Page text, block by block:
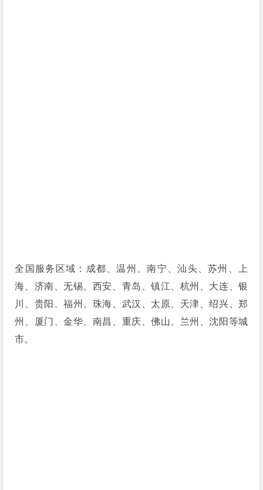
全国服务区域：成都、温州、南宁、汕头、苏州、上
海、济南、无锡、西安、青岛、镇江、杭州、大连、银
川、贵阳、福州、珠海、武汉、太原、天津、绍兴、郑
州、厦门、金华、南昌、重庆、佛山、兰州、沈阳等城
市。